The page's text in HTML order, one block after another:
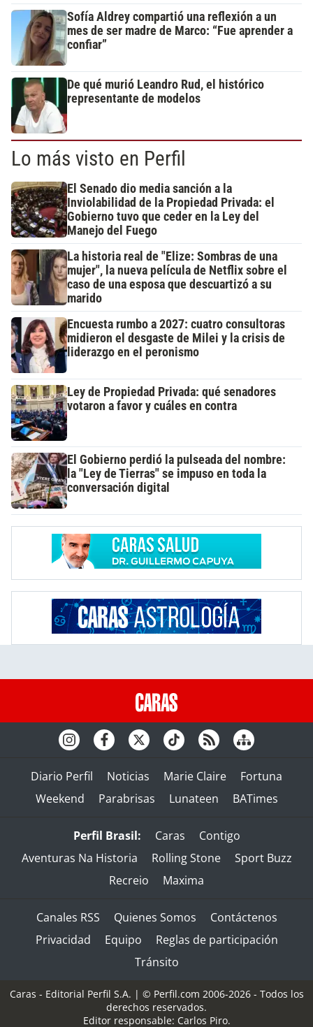
Sofía Aldrey compartió una reflexión a un
mes de ser madre de Marco: “Fue aprender a
confiar”
De qué murió Leandro Rud, el histórico
representante de modelos
Lo más visto en Perfil
El Senado dio media sanción a la
Inviolabilidad de la Propiedad Privada: el
Gobierno tuvo que ceder en la Ley del
Manejo del Fuego
La historia real de "Elize: Sombras de una
mujer", la nueva película de Netflix sobre el
caso de una esposa que descuartizó a su
marido
Encuesta rumbo a 2027: cuatro consultoras
midieron el desgaste de Milei y la crisis de
liderazgo en el peronismo
Ley de Propiedad Privada: qué senadores
votaron a favor y cuáles en contra
El Gobierno perdió la pulseada del nombre:
la "Ley de Tierras" se impuso en toda la
conversación digital
Diario Perfil Noticias Marie Claire
Fortuna
Weekend
Parabrisas Lunateen BATimes
Perfil Brasil: Caras
Contigo
Aventuras Na Historia
Rolling Stone
Sport Buzz
Recreio
Maxima
Canales RSS Quienes Somos
Contáctenos
Privacidad
Equipo
Reglas de participación
Tránsito
Caras - Editorial Perfil S.A. | © Perfil.com 2006-2026 - Todos los
derechos reservados.
Editor responsable: Carlos Piro.